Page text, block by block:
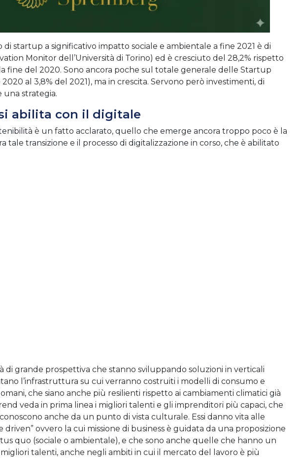
di startup a significativo impatto sociale e ambientale a fine 2021 è di
Monitor dell’Università di Torino) ed è cresciuto del 28,2% rispetto
fine del 2020. Sono ancora poche sul totale generale delle Startup
al 3,8% del 2021), ma in crescita. Servono però investimenti, di
una strategia.
abilita con il digitale
è un fatto acclarato, quello che emerge ancora troppo poco è la
tale transizione e il processo di digitalizzazione in corso, che è abilitato
di grande prospettiva che stanno sviluppando soluzioni in verticali
l’infrastruttura su cui verranno costruiti i modelli di consumo e
che siano anche più resilienti rispetto ai cambiamenti climatici già
veda in prima linea i migliori talenti e gli imprenditori più capaci, che
anche da un punto di vista culturale. Essi danno vita alle
ovvero la cui missione di business è guidata da una proposizione
quo (sociale o ambientale), e che sono anche quelle che hanno un
migliori talenti, anche negli ambiti in cui il mercato del lavoro è più